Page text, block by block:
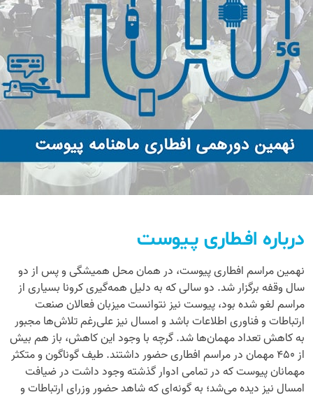
درباره افـطاری پـیوست
نهمین مراسم افطاری پیوست، در همان محل همیشگی و پس از دو
سال وقفه برگزار شد. دو سالی که به دلیل همه‌گیری کرونا بسیاری از
مراسم لغو شده بود، پیوست نیز نتوانست میزبان فعالان صنعت
ارتباطات و فناوری اطلاعات باشد و امسال نیز علی‌رغم تلاش‌ها مجبور
به کاهش تعداد مهمان‌ها شد. گرچه با وجود این کاهش، باز هم بیش
از ۴۵۰ مهمان در مراسم افطاری حضور داشتند. طیف گوناگون و متکثر
مهمانان پیوست که در تمامی ادوار گذشته وجود داشت در ضیافت
امسال نیز دیده می‌شد؛ به گونه‌ای که شاهد حضور وزرای ارتباطات و